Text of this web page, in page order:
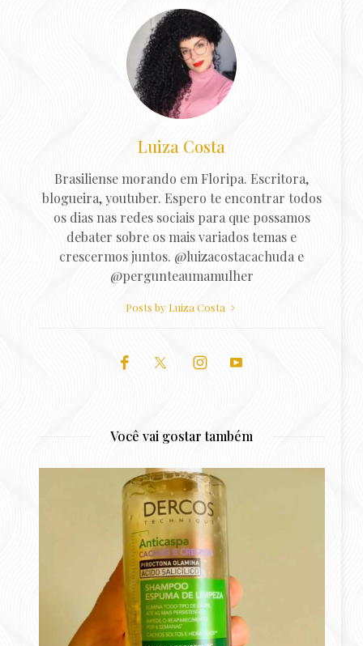
Luiza Costa
Brasiliense morando em Floripa. Escritora,
blogueira, youtuber. Espero te encontrar todos
os dias nas redes sociais para que possamos
debater sobre os mais variados temas e
crescermos juntos. @luizacostacachuda e
@pergunteaumamulher
Posts by Luiza Costa
Você vai gostar também